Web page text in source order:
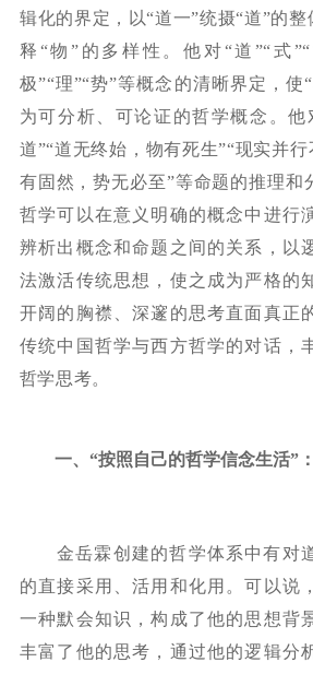
辑化的界定，以“道一”统摄“道”的整
释“物”的多样性。他对“道”“式
极”“理”“势”等概念的清晰界定，使
为可分析、可论证的哲学概念。他
道”“道无终始，物有死生”“现实并行
有固然，势无必至”等命题的推理和
哲学可以在意义明确的概念中进行
辨析出概念和命题之间的关系，以
法激活传统思想，使之成为严格的
开阔的胸襟、深邃的思考直面真正
传统中国哲学与西方哲学的对话，
哲学思考。
一、“按照自己的哲学信念生活”
金岳霖创建的哲学体系中有对
的直接采用、活用和化用。可以说
一种默会知识，构成了他的思想背
丰富了他的思考，通过他的逻辑分